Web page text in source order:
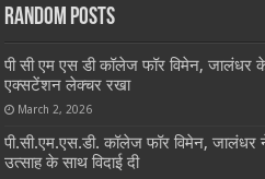
Random Posts
पी सी एम एस डी कॉलेज फॉर विमेन, जालंधर
एक्सटेंशन लेक्चर रखा
March 2, 2026
पी.सी.एम.एस.डी. कॉलेज फॉर विमेन, जालंधर
उत्साह के साथ विदाई दी